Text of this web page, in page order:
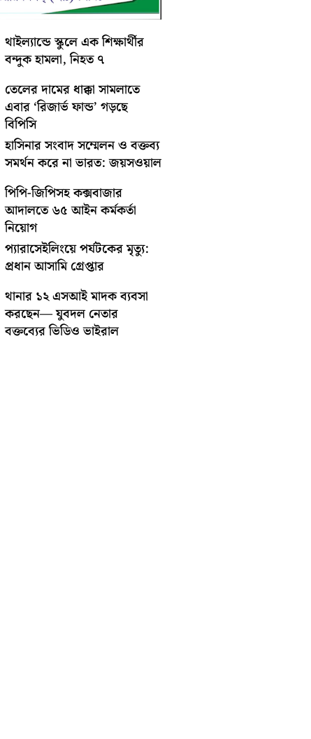
থাইল্যান্ডে স্কুলে এক শিক্ষার্থীর
বন্দুক হামলা, নিহত ৭
তেলের দামের ধাক্কা সামলাতে
এবার ‘রিজার্ভ ফান্ড’ গড়ছে
বিপিসি
হাসিনার সংবাদ সম্মেলন ও বক্তব্য
সমর্থন করে না ভারত: জয়সওয়াল
পিপি-জিপিসহ কক্সবাজার
আদালতে ৬৫ আইন কর্মকর্তা
নিয়োগ
প্যারাসেইলিংয়ে পর্যটকের মৃত্যু:
প্রধান আসামি গ্রেপ্তার
থানার ১২ এসআই মাদক ব্যবসা
করছেন— যুবদল নেতার
বক্তব্যের ভিডিও ভাইরাল